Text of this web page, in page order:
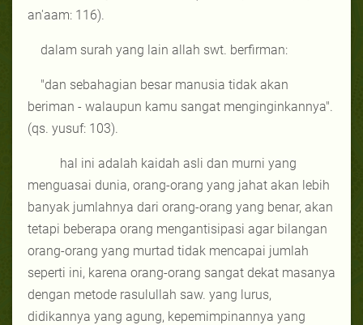
an'aam: 116).
dalam surah yang lain allah swt. berfirman:
"dan sebahagian besar manusia tidak akan
beriman - walaupun kamu sangat menginginkannya".
(qs. yusuf: 103).
hal ini adalah kaidah asli dan murni yang
menguasai dunia, orang-orang yang jahat akan lebih
banyak jumlahnya dari orang-orang yang benar, akan
tetapi beberapa orang mengantisipasi agar bilangan
orang-orang yang murtad tidak mencapai jumlah
seperti ini, karena orang-orang sangat dekat masanya
dengan metode rasulullah saw. yang lurus,
didikannya yang agung, kepemimpinannya yang